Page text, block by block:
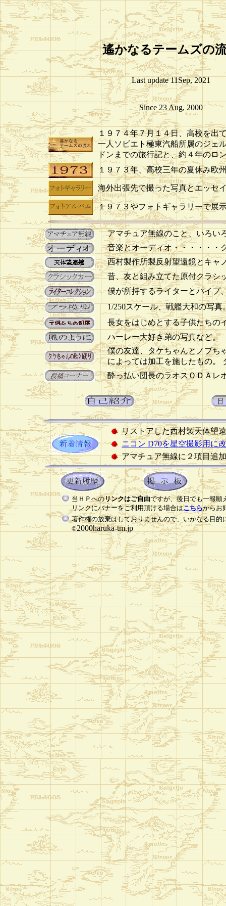
遙かなるテームズの
Last update 11Sep, 2021
Since 23 Aug, 2000
１９７４年７月１４日、高校を出
一人ソビエト極東汽船所属のジェ
ドンまでの旅行記と、約４年の
１９７３年、高校三年の夏休み欧
海外出張先で撮った写真とエッセ
１９７３やフォトギャラリーで展
アマチュア無線のこと、いろい
音楽とオーディオ・・・・・・
西村製作所製反射望遠鏡とキャ
昔、友と組み立てた原付クラシ
僕が所持するライターとパイプ
1/250スケール、戦艦大和の写
長女をはじめとする子供たちの
ハーレー大好き弟の写真など。
僕の友達、タケちゃんとノブち
によっては加工を施したもの。
酔っ払い団長のラオスＯＤＡレ
リストアした西村製天体望
ニコン D70を星空撮影用に
アマチュア無線に２項目追加
当ＨＰへのリンクはご自由ですが、後日でも一報願
リンクにバナーをご利用頂ける場合はこちらからお
著作権の放棄はしておりませんので、いかなる目
©2000haruka-tm.jp